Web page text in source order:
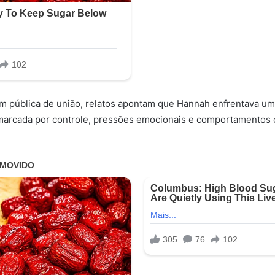
pública de união, relatos apontam que Hannah enfrentava
por controle, pressões emocionais e comportamentos